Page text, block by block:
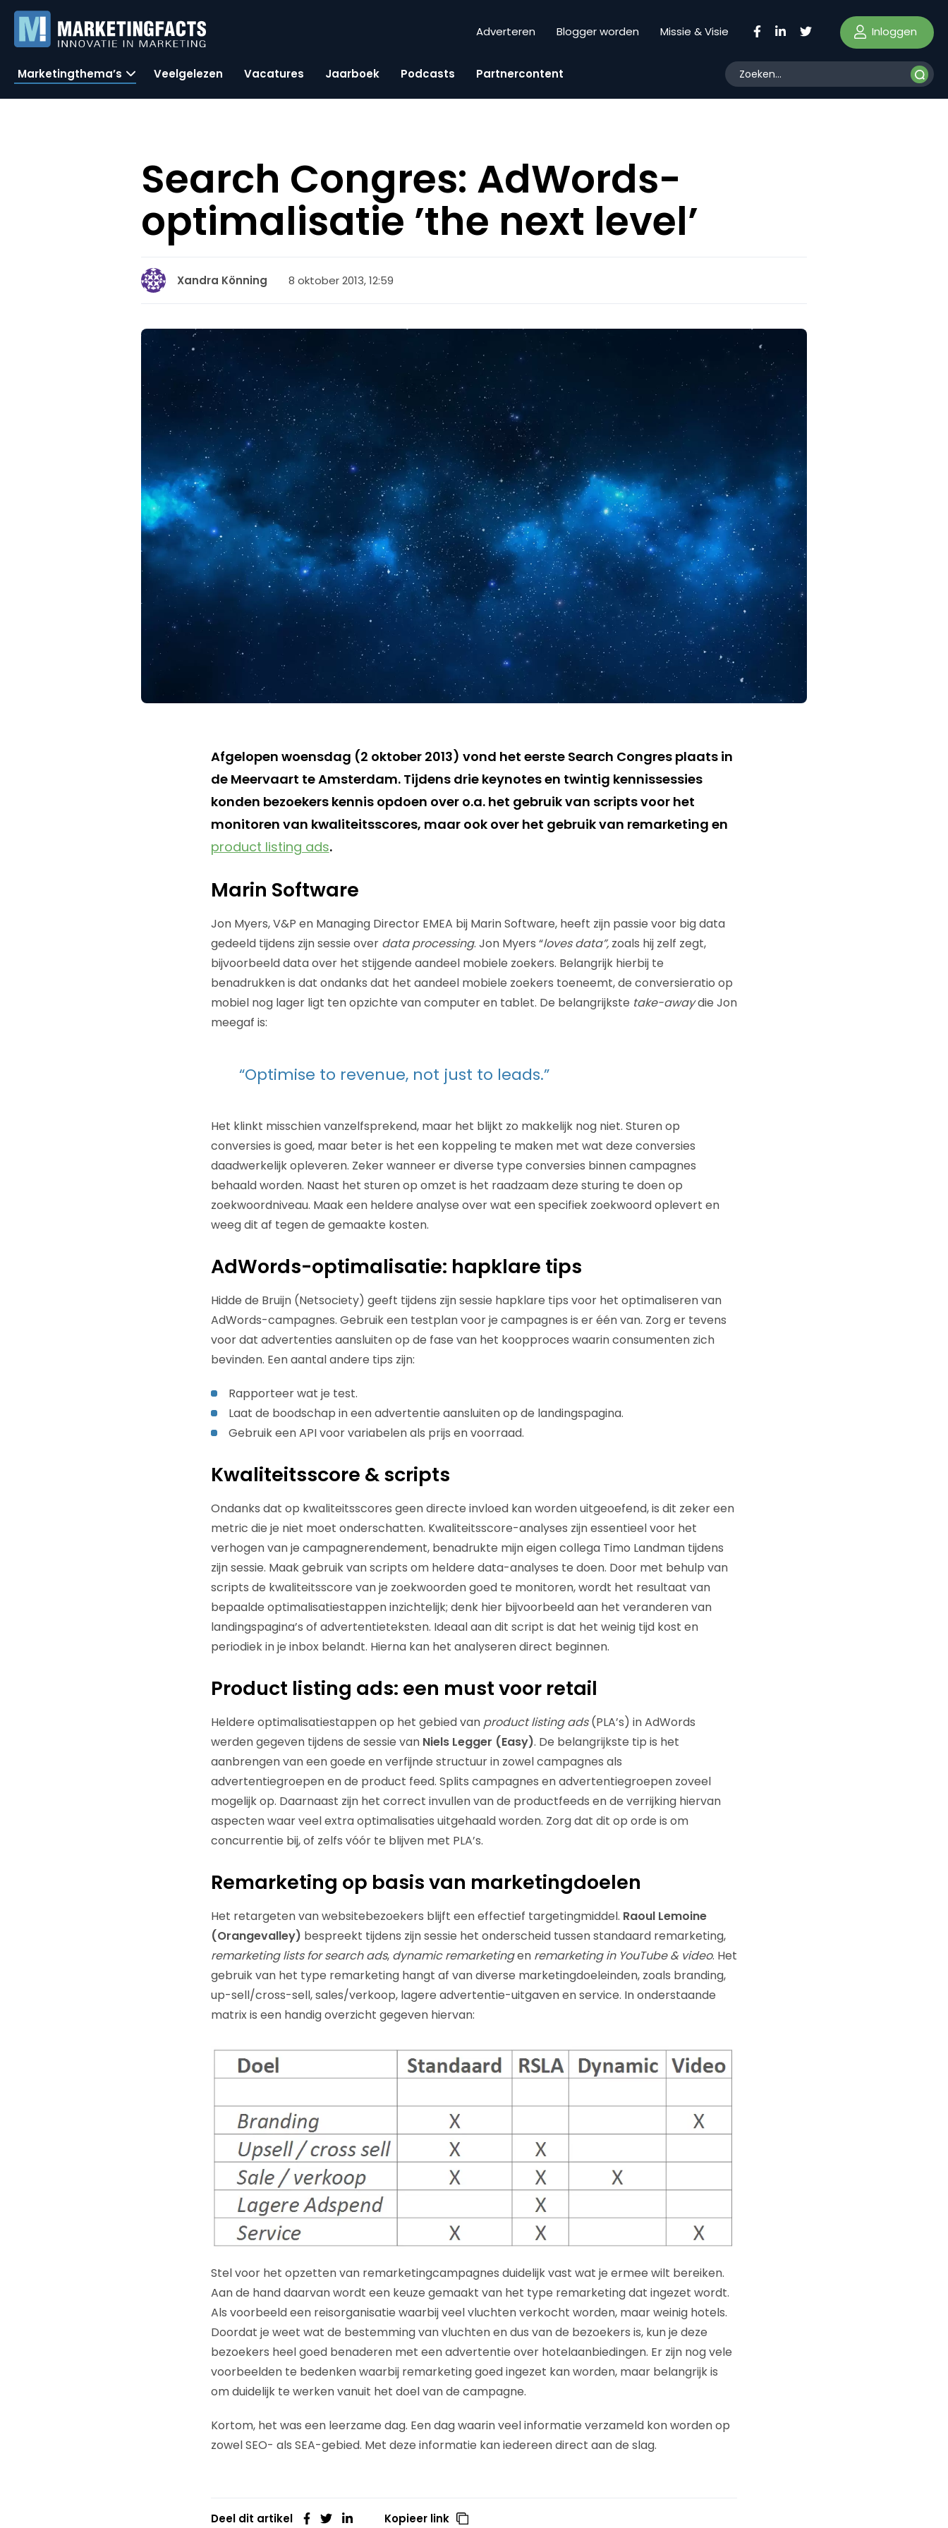
Adverteren Blogger worden Missie & Visie Inloggen
Marketingthema’s Veelgelezen Vacatures Jaarboek Podcasts Partnercontent
Search Congres: AdWords-
optimalisatie ’the next level’
Xandra Könning 8 oktober 2013, 12:59
Afgelopen woensdag (2 oktober 2013) vond het eerste Search Congres plaats in
de Meervaart te Amsterdam. Tijdens drie keynotes en twintig kennissessies
konden bezoekers kennis opdoen over o.a. het gebruik van scripts voor het
monitoren van kwaliteitsscores, maar ook over het gebruik van remarketing en
product listing ads.
Marin Software
Jon Myers, V&P en Managing Director EMEA bij Marin Software, heeft zijn passie voor big data
gedeeld tijdens zijn sessie over data processing. Jon Myers “loves data”,zoals hij zelf zegt,
bijvoorbeeld data over het stijgende aandeel mobiele zoekers. Belangrijk hierbij te
benadrukken is dat ondanks dat het aandeel mobiele zoekers toeneemt, de conversieratio op
mobiel nog lager ligt ten opzichte van computer en tablet. De belangrijkste take-awaydie Jon
meegaf is:
“Optimise to revenue, not just to leads.”
Het klinkt misschien vanzelfsprekend, maar het blijkt zo makkelijk nog niet. Sturen op
conversies is goed, maar beter is het een koppeling te maken met wat deze conversies
daadwerkelijk opleveren. Zeker wanneer er diverse type conversies binnen campagnes
behaald worden. Naast het sturen op omzet is het raadzaam deze sturing te doen op
zoekwoordniveau. Maak een heldere analyse over wat een specifiek zoekwoord oplevert en
weeg dit af tegen de gemaakte kosten.
AdWords-optimalisatie: hapklare tips
Hidde de Bruijn (Netsociety) geeft tijdens zijn sessie hapklare tips voor het optimaliseren van
AdWords-campagnes. Gebruik een testplan voor je campagnes is er één van. Zorg er tevens
voor dat advertenties aansluiten op de fase van het koopproces waarin consumenten zich
bevinden. Een aantal andere tips zijn:
Rapporteer wat je test.
Laat de boodschap in een advertentie aansluiten op de landingspagina.
Gebruik een API voor variabelen als prijs en voorraad.
Kwaliteitsscore & scripts
Ondanks dat op kwaliteitsscores geen directe invloed kan worden uitgeoefend, is dit zeker een
metric die je niet moet onderschatten. Kwaliteitsscore-analyses zijn essentieel voor het
verhogen van je campagnerendement, benadrukte mijn eigen collega Timo Landman tijdens
zijn sessie. Maak gebruik van scripts om heldere data-analyses te doen. Door met behulp van
scripts de kwaliteitsscore van je zoekwoorden goed te monitoren, wordt het resultaat van
bepaalde optimalisatiestappen inzichtelijk; denk hier bijvoorbeeld aan het veranderen van
landingspagina’s of advertentieteksten. Ideaal aan dit script is dat het weinig tijd kost en
periodiek in je inbox belandt. Hierna kan het analyseren direct beginnen.
Product listing ads: een must voor retail
Heldere optimalisatiestappen op het gebied van product listing ads(PLA’s) in AdWords
werden gegeven tijdens de sessie van Niels Legger (Easy). De belangrijkste tip is het
aanbrengen van een goede en verfijnde structuur in zowel campagnes als
advertentiegroepen en de product feed. Splits campagnes en advertentiegroepen zoveel
mogelijk op. Daarnaast zijn het correct invullen van de productfeeds en de verrijking hiervan
aspecten waar veel extra optimalisaties uitgehaald worden. Zorg dat dit op orde is om
concurrentie bij, of zelfs vóór te blijven met PLA’s.
Remarketing op basis van marketingdoelen
Het retargeten van websitebezoekers blijft een effectief targetingmiddel. Raoul Lemoine
(Orangevalley) bespreekt tijdens zijn sessie het onderscheid tussen standaard remarketing,
remarketing lists for search ads, dynamic remarketingen remarketing in YouTube & video. Het
gebruik van het type remarketing hangt af van diverse marketingdoeleinden, zoals branding,
up-sell/cross-sell, sales/verkoop, lagere advertentie-uitgaven en service. In onderstaande
matrix is een handig overzicht gegeven hiervan:
Stel voor het opzetten van remarketingcampagnes duidelijk vast wat je ermee wilt bereiken.
Aan de hand daarvan wordt een keuze gemaakt van het type remarketing dat ingezet wordt.
Als voorbeeld een reisorganisatie waarbij veel vluchten verkocht worden, maar weinig hotels.
Doordat je weet wat de bestemming van vluchten en dus van de bezoekers is, kun je deze
bezoekers heel goed benaderen met een advertentie over hotelaanbiedingen. Er zijn nog vele
voorbeelden te bedenken waarbij remarketing goed ingezet kan worden, maar belangrijk is
om duidelijk te werken vanuit het doel van de campagne.
Kortom, het was een leerzame dag. Een dag waarin veel informatie verzameld kon worden op
zowel SEO- als SEA-gebied. Met deze informatie kan iedereen direct aan de slag.
Deel dit artikel Kopieer link